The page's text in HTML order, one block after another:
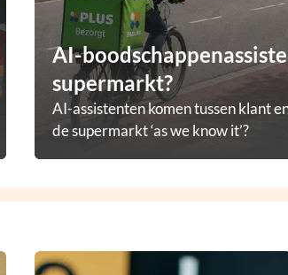
AI-
supermarkt?
AI-assistenten komen tussen klant
de supermarkt ‘as we know it’?